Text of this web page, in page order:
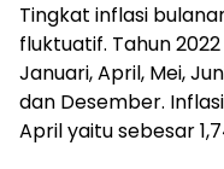
Tingkat inflasi
fluktuatif. Tahun
Januari, April, Mei,
dan Desember.
April yaitu sebesar